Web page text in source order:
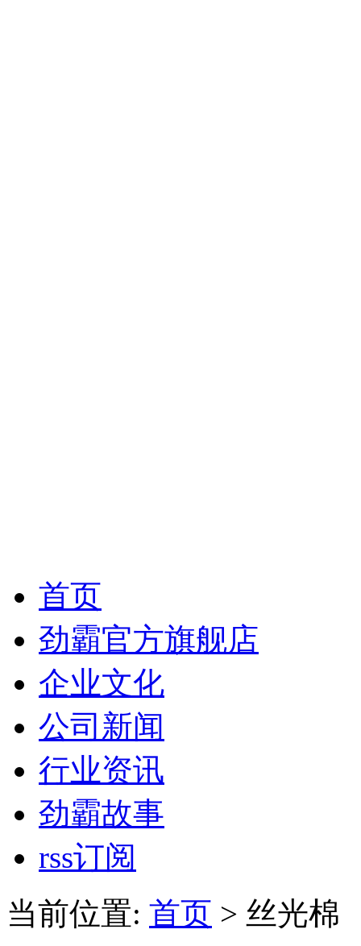
首页
劲霸官方旗舰店
企业文化
公司新闻
行业资讯
劲霸故事
rss订阅
当前位置: 首页 > 丝光棉